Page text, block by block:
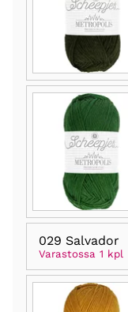
029 Salvador
Varastossa 1 kpl